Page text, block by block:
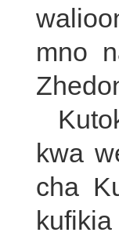
mno
kwa
cha